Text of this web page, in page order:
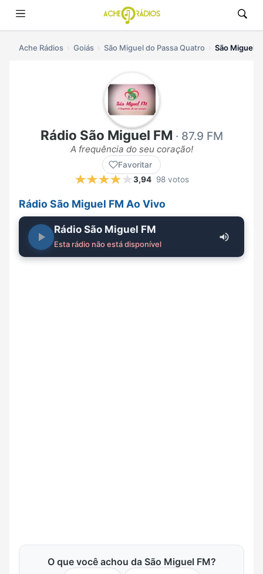
Ache Rádios Goiás São Miguel do Passa Quatro São Miguel
Rádio São Miguel FM · 87.9 FM
A frequência do seu coração!
Favoritar
3,94 98 votos
Rádio São Miguel FM Ao Vivo
Rádio São Miguel FM
Esta rádio não está disponível
O que você achou da São Miguel FM?